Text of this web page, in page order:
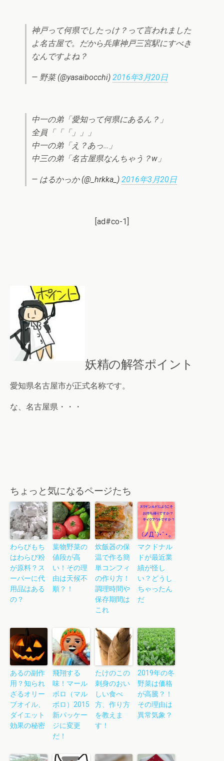
神戸って何県でしたっけ？って言われました
よ名古屋で。だから兵庫神戸三宮駅にすべき
なんですよね？
— 野菜 (@yasaibocchi) 2016年3月20日
中一の弟「愛知って何県にあるん？」
全員「「「」」」
中一の弟「え？あっ…」
中三の弟「名古屋県なんちゃう？w」
— はるかっか (@_hrkka_) 2016年3月20日
[ad#co-1]
妖精の解答ポイント
愛知県名古屋市が正式名称です。
な、名古屋県・・・
ちょっと気になるページたち
わらびもち
はわらび粉
が原料？ス
ーパーに代
用品はある
の？
葉物野菜の
値段が高
い！その理
由は天候不
順？！
炊飯器の保
温で作る簡
単コンフィ
の作り方！
調理時間や
保存期間は
これ
マクドナル
ドが最近業
績が怪し
い？どうし
ちゃったん
だ
あるの副作
用？知られ
ざるオリー
ブオイル、
ダイエット
効果の秘密
飛翔する
味！マール
ボロ（マル
ボロ）2015
新パッケー
ジに変更
だ！
たけのこの
刺身のおい
しい食べ
方、作り方
を教えま
す！
2019年の冬
野菜は価格
が高騰？！
その理由は
異常気象？